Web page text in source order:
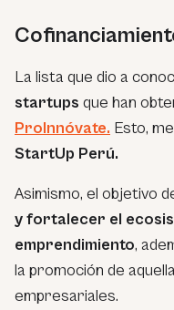
La lista que dio a
startups que han
ProInnóvate. Esto,
StartUp Perú.
Asimismo, el objetivo
y fortalecer el
emprendimiento,
la promoción de
empresariales.